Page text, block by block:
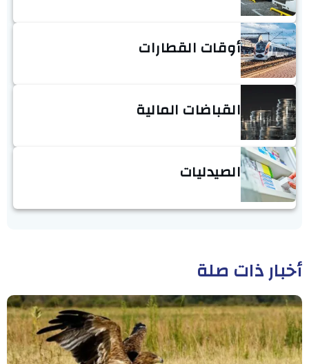
أوقات القطارات
القباضات المالية
الصيدليات
أخبار ذات صلة